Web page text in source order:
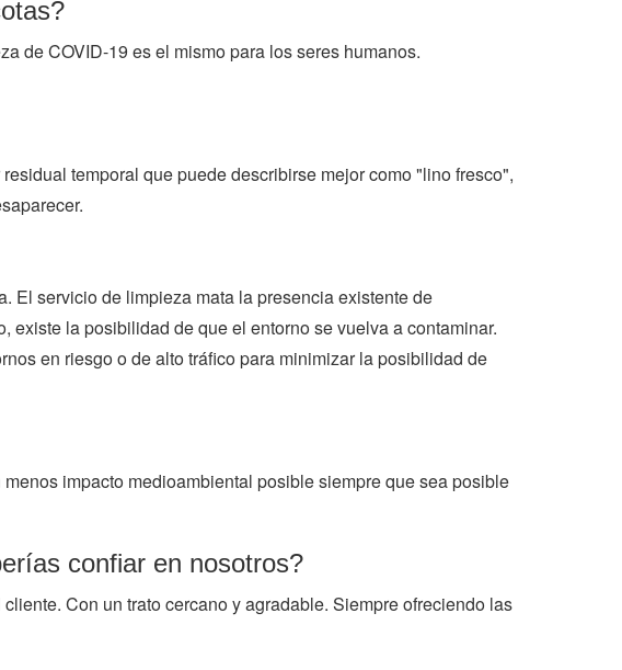
de COVID-19 es el mismo para los seres humanos.
temporal que puede describirse mejor como "lino fresco",
El servicio de limpieza mata la presencia existente de
existe la posibilidad de que el entorno se vuelva a contaminar.
en riesgo o de alto tráfico para minimizar la posibilidad de
impacto medioambiental posible siempre que sea posible
confiar en nosotros?
Con un trato cercano y agradable. Siempre ofreciendo las